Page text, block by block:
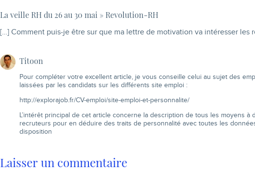
La veille RH du 26 au 30 mai » Revolution-RH
[…] Comment puis-je être sur que ma lettre de motivation va intéresser les
Titoon
Pour compléter votre excellent article, je vous conseille celui au sujet des
laissées par les candidats sur les différents site emploi :
http://explorajob.fr/CV-emploi/site-emploi-et-personnalite/
L’intérêt principal de cet article concerne la description de tous les moyens à
recruteurs pour en déduire des traits de personnalité avec toutes les
disposition
Laisser un commentaire